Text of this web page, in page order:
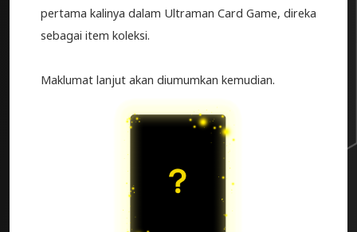
pertama kalinya dalam Ultraman Card Game, direka
sebagai item koleksi.
Maklumat lanjut akan diumumkan kemudian.